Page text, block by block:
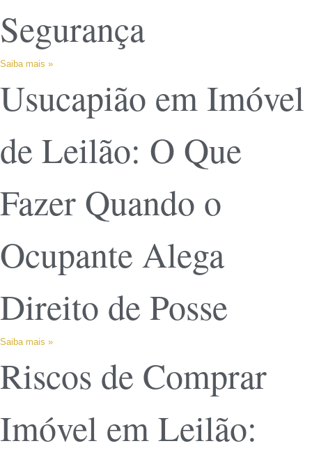
Segurança
Saiba mais »
Usucapião em Imóvel
de Leilão: O Que
Fazer Quando o
Ocupante Alega
Direito de Posse
Saiba mais »
Riscos de Comprar
Imóvel em Leilão: